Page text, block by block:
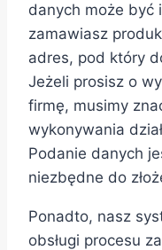
danych może być
zamawiasz
adres, pod który
Jeżeli prosisz o
firmę, musimy
wykonywania
Podanie danych
niezbędne do
Ponadto, nasz
obsługi procesu